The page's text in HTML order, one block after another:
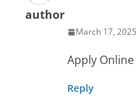
author
March 17,
Apply Online
Reply